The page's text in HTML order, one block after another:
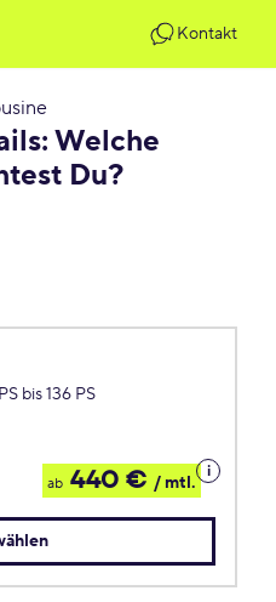
Kontakt
Welche
Du?
bis 136 PS
ab 440 € / mtl.
Details
zum